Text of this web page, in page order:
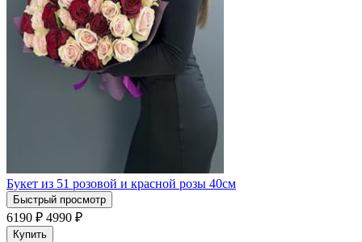
Букет из 51 розовой и красной розы 40см
Быстрый просмотр
6190 ₽ 4990 ₽
Купить